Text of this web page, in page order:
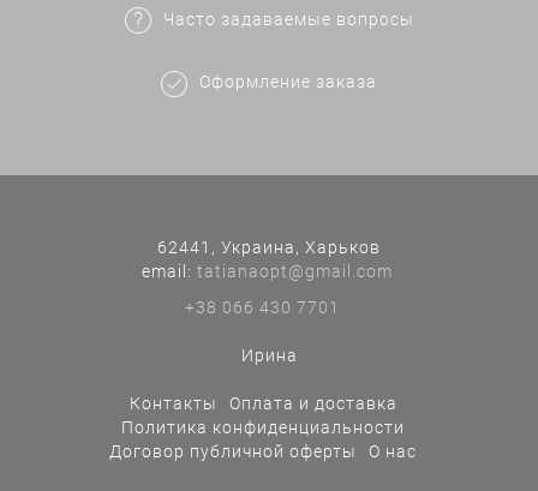
Часто задаваемые вопросы
Оформление заказа
62441, Украина, Харьков
еmail: tatianaopt@gmail.com
+38 066 430 7701
Ирина
Контакты
Оплата и доставка
Политика конфиденциальности
Договор публичной оферты
О нас